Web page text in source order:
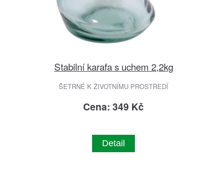
Stabilní karafa s uchem 2,2kg
ŠETRNÉ K ŽIVOTNÍMU PROSTŘEDÍ
Cena: 349 Kč
Detail